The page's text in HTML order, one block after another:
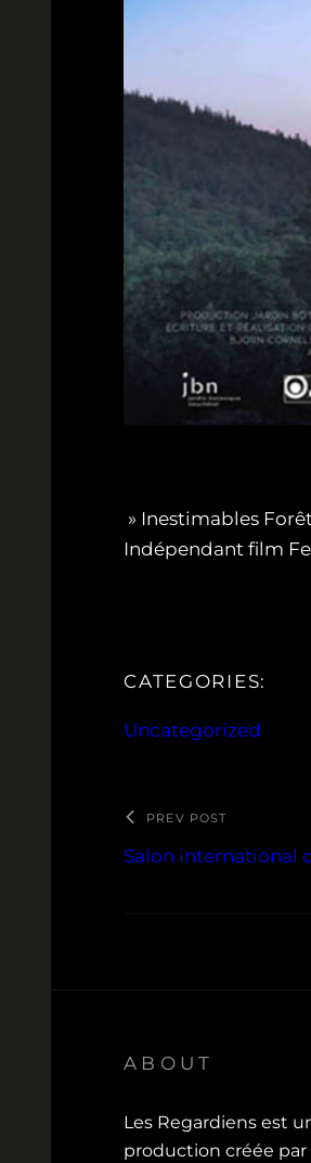
» Inestimables
Indépendant film
CATEGORIES:
Uncategorized
PREV POST
Salon international
ABOUT
Les Regardiens est
production créée